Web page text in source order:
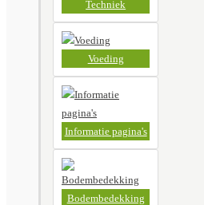
Techniek
Voeding
Informatie pagina's
Bodembedekking